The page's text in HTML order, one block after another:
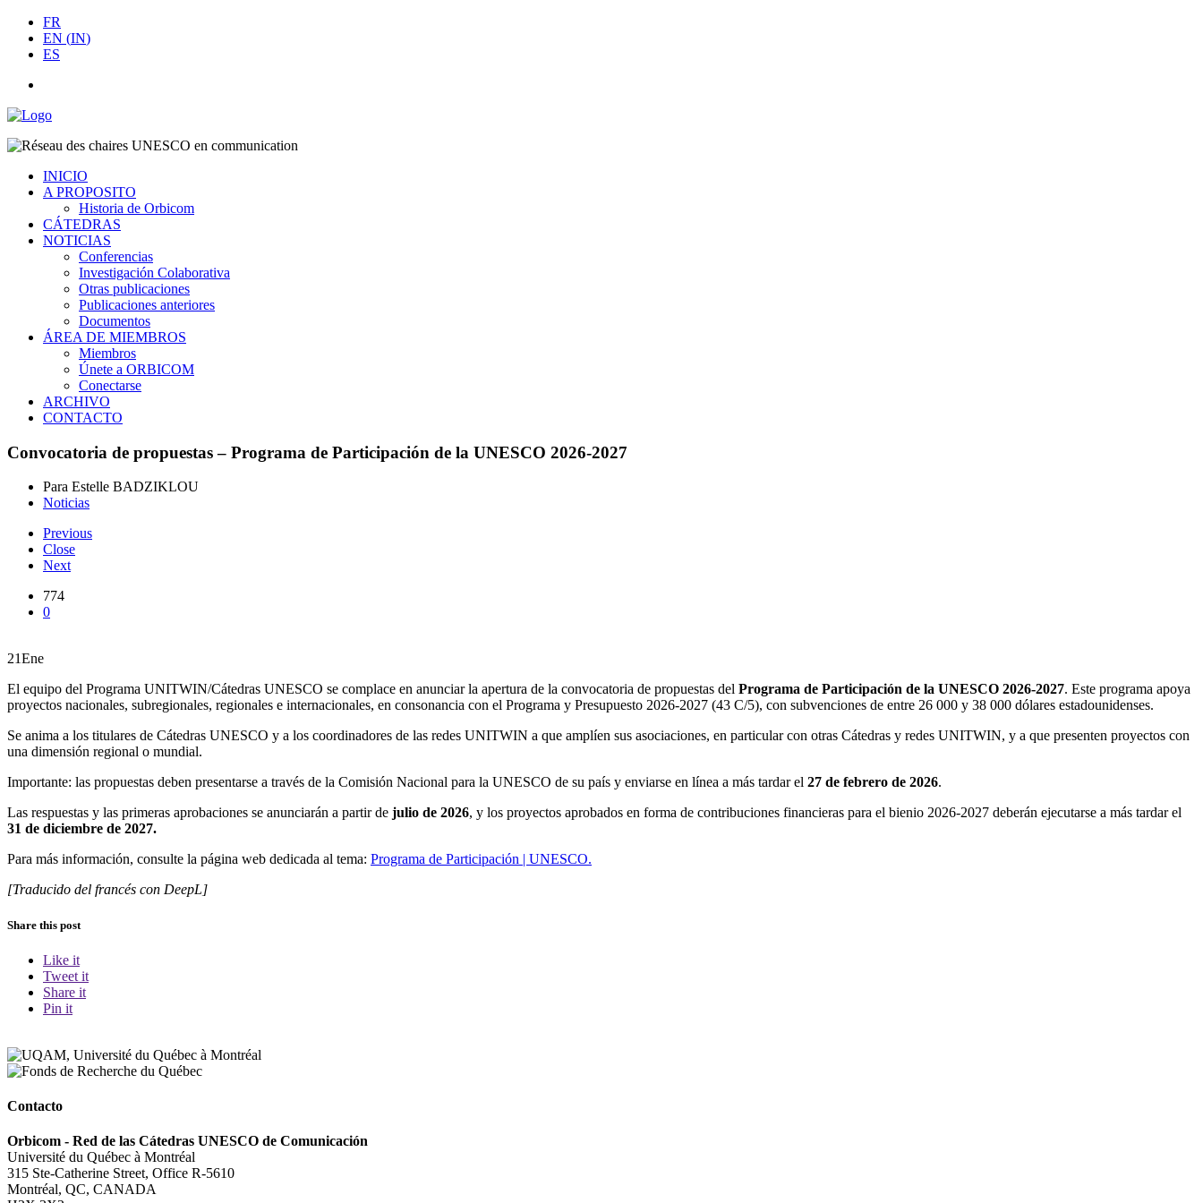
FR
EN (IN)
ES
INICIO
A PROPOSITO
Historia de Orbicom
CÁTEDRAS
NOTICIAS
Conferencias
Investigación Colaborativa
Otras publicaciones
Publicaciones anteriores
Documentos
ÁREA DE MIEMBROS
Miembros
Únete a ORBICOM
Conectarse
ARCHIVO
CONTACTO
Convocatoria de propuestas – Programa de Participación de la UNESCO 2026-2027
Para Estelle BADZIKLOU
Noticias
Previous
Close
Next
774
0
21Ene
El equipo del Programa UNITWIN/Cátedras UNESCO se complace en anunciar la apertura de la convocatoria de propuestas del Programa de Participación de la UNESCO 2026-2027. Este programa apoya
proyectos nacionales, subregionales, regionales e internacionales, en consonancia con el Programa y Presupuesto 2026-2027 (43 C/5), con subvenciones de entre 26 000 y 38 000 dólares estadounidenses.
Se anima a los titulares de Cátedras UNESCO y a los coordinadores de las redes UNITWIN a que amplíen sus asociaciones, en particular con otras Cátedras y redes UNITWIN, y a que presenten proyectos con
una dimensión regional o mundial.
Importante: las propuestas deben presentarse a través de la Comisión Nacional para la UNESCO de su país y enviarse en línea a más tardar el 27 de febrero de 2026.
Las respuestas y las primeras aprobaciones se anunciarán a partir de julio de 2026, y los proyectos aprobados en forma de contribuciones financieras para el bienio 2026-2027 deberán ejecutarse a más tardar el
31 de diciembre de 2027.
Para más información, consulte la página web dedicada al tema: Programa de Participación | UNESCO.
[Traducido del francés con DeepL]
Share this post
Like it
Tweet it
Share it
Pin it
Contacto
Orbicom - Red de las Cátedras UNESCO de Comunicación
Université du Québec à Montréal
315 Ste-Catherine Street, Office R-5610
Montréal, QC, CANADA